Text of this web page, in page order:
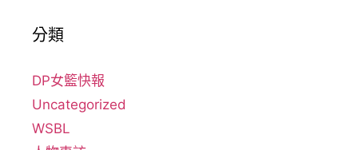
分類
DP女籃快報
Uncategorized
WSBL